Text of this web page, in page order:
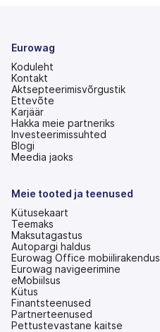
Eurowag
Koduleht
Kontakt
Aktsepteerimisvõrgustik
Ettevõte
Karjäär
Hakka meie partneriks
Investeerimissuhted
(avaneb
uuel
Blogi
Meedia jaoks
Meie tooted ja teenused
Kütusekaart
Teemaks
Maksutagastus
Autopargi haldus
Eurowag Office mobiilirakendus
Eurowag navigeerimine
eMobiilsus
Kütus
Finantsteenused
Partnerteenused
Pettustevastane kaitse